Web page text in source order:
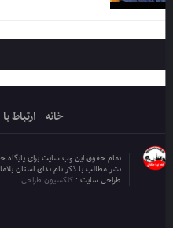
خانه ارتباط با ما
تمام حقوق این وب سایت برای پایگاه
نشر مطالب با ذکر نام ندای استان
طراحی سایت :کلکسیون طراحی